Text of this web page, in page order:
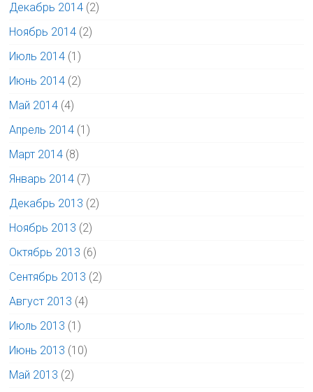
Декабрь 2014 (2)
Ноябрь 2014 (2)
Июль 2014 (1)
Июнь 2014 (2)
Май 2014 (4)
Апрель 2014 (1)
Март 2014 (8)
Январь 2014 (7)
Декабрь 2013 (2)
Ноябрь 2013 (2)
Октябрь 2013 (6)
Сентябрь 2013 (2)
Август 2013 (4)
Июль 2013 (1)
Июнь 2013 (10)
Май 2013 (2)